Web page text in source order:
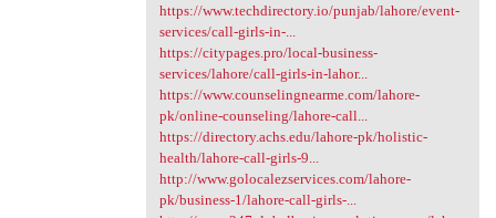
https://www.techdirectory.io/punjab/lahore/event-
services/call-girls-in-...
https://citypages.pro/local-business-
services/lahore/call-girls-in-lahor...
https://www.counselingnearme.com/lahore-
pk/online-counseling/lahore-call...
https://directory.achs.edu/lahore-pk/holistic-
health/lahore-call-girls-9...
http://www.golocalezservices.com/lahore-
pk/business-1/lahore-call-girls-...